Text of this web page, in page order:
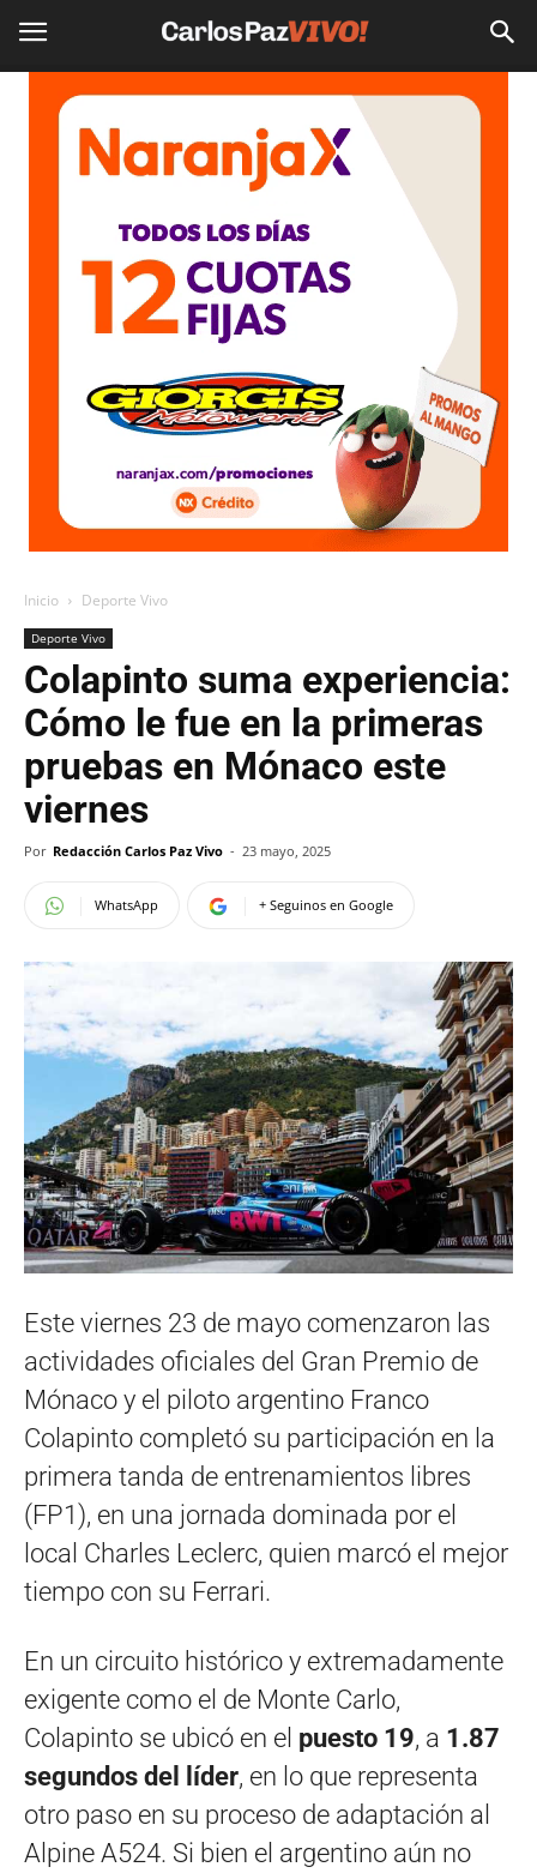
Inicio Deporte Vivo
Deporte Vivo
Colapinto suma experiencia:
Cómo le fue en la primeras
pruebas en Mónaco este
viernes
Por Redacción Carlos Paz Vivo - 23 mayo, 2025
WhatsApp + Seguinos en Google
Este viernes 23 de mayo comenzaron las
actividades oficiales del Gran Premio de
Mónaco y el piloto argentino Franco
Colapinto completó su participación en la
primera tanda de entrenamientos libres
(FP1), en una jornada dominada por el
local Charles Leclerc, quien marcó el mejor
tiempo con su Ferrari.
En un circuito histórico y extremadamente
exigente como el de Monte Carlo,
Colapinto se ubicó en el puesto 19, a 1.87
segundos del líder, en lo que representa
otro paso en su proceso de adaptación al
Alpine A524. Si bien el argentino aún no